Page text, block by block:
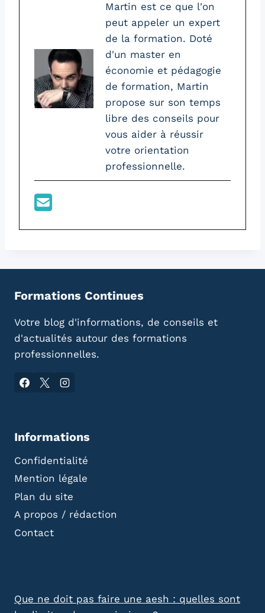
Martin est ce que l'on
peut appeler un expert
de la formation. Doté
d'un master en
économie et pédagogie
de formation, Martin
propose sur son temps
libre des conseils pour
vous aider à réussir
votre orientation
professionnelle.
Formations Continues
Votre blog d'informations, de conseils et
d'actualités autour des formations
professionnelles.
Informations
Confidentialité
Mention légale
Plan du site
A propos / rédaction
Contact
Que ne doit pas faire une aesh : quelles sont